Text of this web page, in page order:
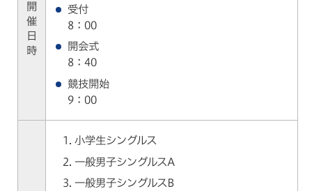
開
催
日
時
受付
8：00
開会式
8：40
競技開始
9：00
小学生シングルス
一般男子シングルスA
一般男子シングルスB